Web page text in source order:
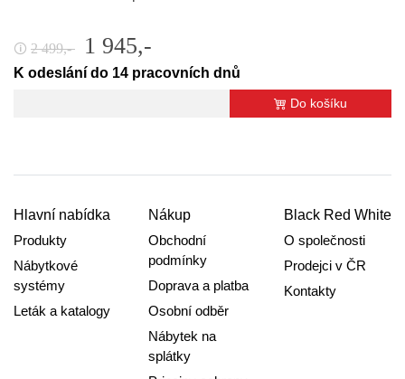
🛈 2 499,- 1 945,-
K odeslání do 14 pracovních dnů
Do košíku
Hlavní nabídka
Produkty
Nábytkové
systémy
Leták a katalogy
Nákup
Obchodní
podmínky
Doprava a platba
Osobní odběr
Nábytek na
splátky
Black Red White
O společnosti
Prodejci v ČR
Kontakty